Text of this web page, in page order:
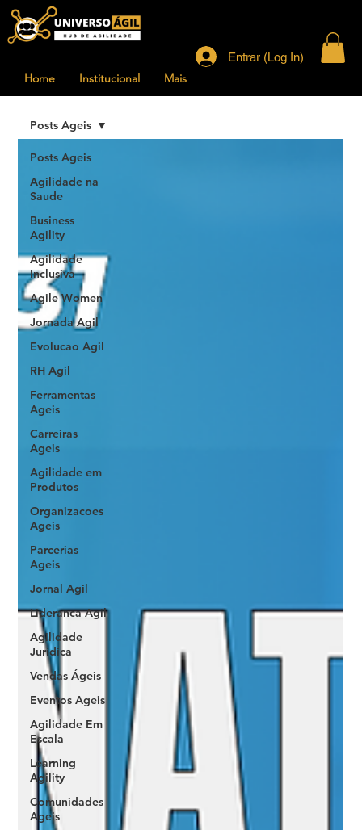
Home Institucional Mais
Entrar (Log In)
Posts Ageis
Agilidade na
Saude
Business
Agility
Agilidade
Inclusiva
Agile Women
Jornada Agil
Evolucao Agil
RH Agil
Ferramentas
Ageis
Carreiras
Ageis
Agilidade em
Produtos
Organizacoes
Ageis
Parcerias
Ageis
Jornal Agil
Lideranca Agil
Agilidade
Jurídica
Vendas Ágeis
Eventos Ageis
Agilidade Em
Escala
Learning
Agility
Comunidades
Ageis
Posts Ageis